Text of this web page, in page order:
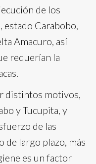
de los
estado Carabobo,
Amacuro, así
requerían la
distintos motivos,
y Tucupita, y
de las
de largo plazo, más
es un factor